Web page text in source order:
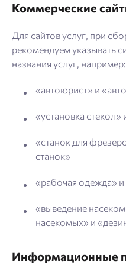
Коммерческие
Для сайтов услуг, при
рекомендуем указывать
названия услуг, например:
«автоюрист» и
«установка стекол»
«станок для
станок»
«рабочая одежда»
«выведение
насекомых» и
Информационные